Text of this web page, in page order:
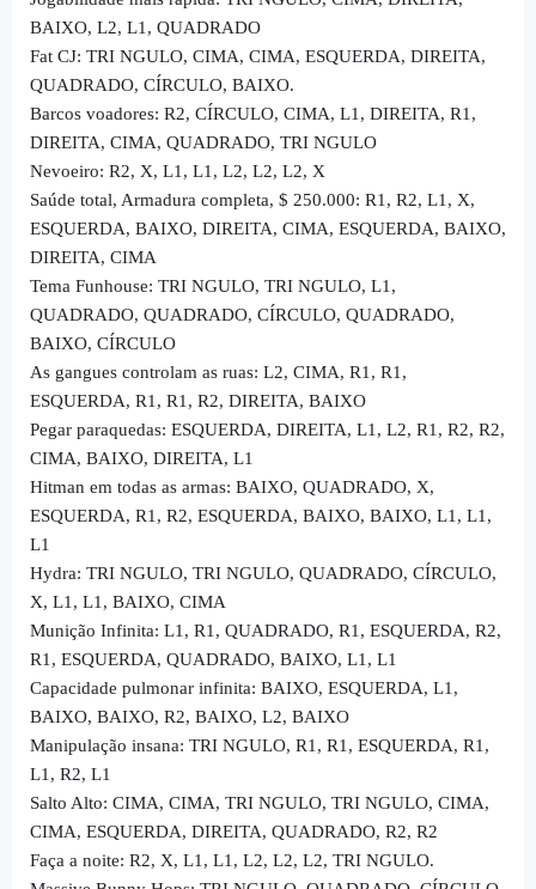
BAIXO, L2, L1, QUADRADO
Fat CJ: TRI NGULO, CIMA, CIMA, ESQUERDA, DIREITA,
QUADRADO, CÍRCULO, BAIXO.
Barcos voadores: R2, CÍRCULO, CIMA, L1, DIREITA, R1,
DIREITA, CIMA, QUADRADO, TRI NGULO
Nevoeiro: R2, X, L1, L1, L2, L2, L2, X
Saúde total, Armadura completa, $ 250.000: R1, R2, L1, X,
ESQUERDA, BAIXO, DIREITA, CIMA, ESQUERDA, BAIXO,
DIREITA, CIMA
Tema Funhouse: TRI NGULO, TRI NGULO, L1,
QUADRADO, QUADRADO, CÍRCULO, QUADRADO,
BAIXO, CÍRCULO
As gangues controlam as ruas: L2, CIMA, R1, R1,
ESQUERDA, R1, R1, R2, DIREITA, BAIXO
Pegar paraquedas: ESQUERDA, DIREITA, L1, L2, R1, R2, R2,
CIMA, BAIXO, DIREITA, L1
Hitman em todas as armas: BAIXO, QUADRADO, X,
ESQUERDA, R1, R2, ESQUERDA, BAIXO, BAIXO, L1, L1,
L1
Hydra: TRI NGULO, TRI NGULO, QUADRADO, CÍRCULO,
X, L1, L1, BAIXO, CIMA
Munição Infinita: L1, R1, QUADRADO, R1, ESQUERDA, R2,
R1, ESQUERDA, QUADRADO, BAIXO, L1, L1
Capacidade pulmonar infinita: BAIXO, ESQUERDA, L1,
BAIXO, BAIXO, R2, BAIXO, L2, BAIXO
Manipulação insana: TRI NGULO, R1, R1, ESQUERDA, R1,
L1, R2, L1
Salto Alto: CIMA, CIMA, TRI NGULO, TRI NGULO, CIMA,
CIMA, ESQUERDA, DIREITA, QUADRADO, R2, R2
Faça a noite: R2, X, L1, L1, L2, L2, L2, TRI NGULO.